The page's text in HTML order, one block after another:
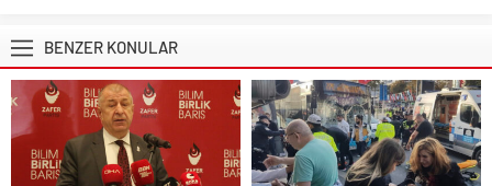
BENZER KONULAR